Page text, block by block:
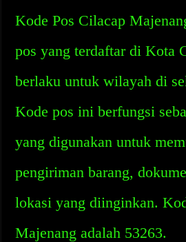
Kode Pos Cilacap
pos yang terdaftar di Kota
berlaku untuk wilayah di
Kode pos ini berfungsi
yang digunakan untuk
pengiriman barang,
lokasi yang diinginkan.
Majenang adalah 53263.